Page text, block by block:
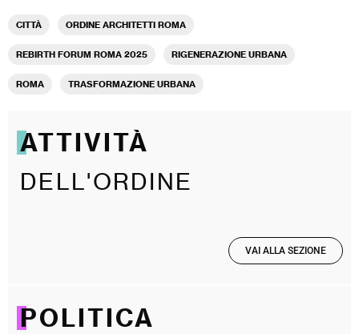
CITTÀ ORDINE ARCHITETTI ROMA
REBIRTH FORUM ROMA 2025 RIGENERAZIONE URBANA
ROMA TRASFORMAZIONE URBANA
ATTIVITÀ
DELL'ORDINE
VAI ALLA SEZIONE
POLITICA